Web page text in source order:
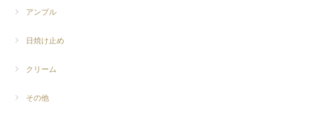
アンプル
日焼け止め
クリーム
その他